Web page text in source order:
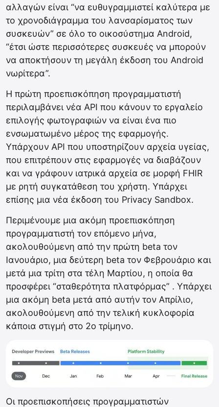
αλλαγών είναι “να ευθυγραμμιστεί καλύτερα με
το χρονοδιάγραμμα του λανσαρίσματος των
συσκευών” σε όλο το οικοσύστημα Android,
“έτσι ώστε περισσότερες συσκευές να μπορούν
να αποκτήσουν τη μεγάλη έκδοση του Android
νωρίτερα”.
Η πρώτη προεπισκόπηση προγραμματιστή
περιλαμβάνει νέα API που κάνουν το εργαλείο
επιλογής φωτογραφιών να είναι ένα πιο
ενσωματωμένο μέρος της εφαρμογής.
Υπάρχουν API που υποστηρίζουν αρχεία υγείας,
που επιτρέπουν στις εφαρμογές να διαβάζουν
και να γράφουν ιατρικά αρχεία σε μορφή FHIR
με ρητή συγκατάθεση του χρήστη. Υπάρχει
επίσης μια νέα έκδοση του Privacy Sandbox.
Περιμένουμε μια ακόμη προεπισκόπηση
προγραμματιστή τον επόμενο μήνα,
ακολουθούμενη από την πρώτη beta τον
Ιανουάριο, μια δεύτερη beta τον Φεβρουάριο και
μετά μια τρίτη στα τέλη Μαρτίου, η οποία θα
προσφέρει “σταθερότητα πλατφόρμας” . Υπάρχει
μια ακόμη beta μετά από αυτήν τον Απρίλιο,
ακολουθούμενη από την τελική κυκλοφορία
κάποια στιγμή στο 2ο τρίμηνο.
Οι προεπισκοπήσεις προγραμματιστών